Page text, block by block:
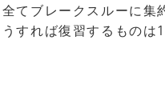
てブレークスルーに集
すれば復習するものは